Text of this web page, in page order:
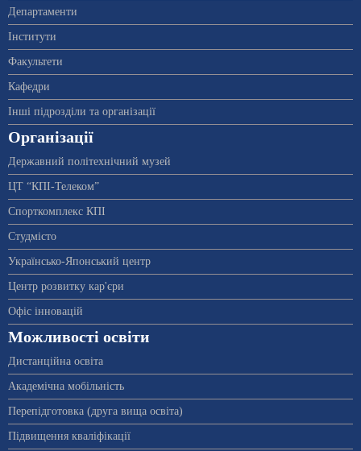
Департаменти
Інститути
Факультети
Кафедри
Інші підрозділи та організації
Організації
Державний політехнічний музей
ЦТ “КПІ-Телеком”
Спорткомплекс КПІ
Студмісто
Українсько-Японський центр
Центр розвитку кар'єри
Офіс інновацій
Можливості освіти
Дистанційна освіта
Академічна мобільність
Перепідготовка (друга вища освіта)
Підвищення кваліфікації